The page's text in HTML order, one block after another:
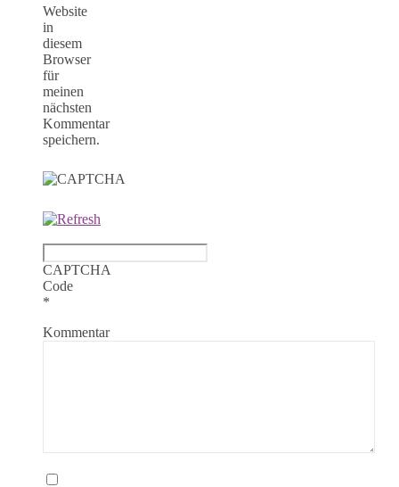
Website
in
diesem
Browser
für
meinen
nächsten
Kommentar
speichern.
CAPTCHA
Code
*
Kommentar